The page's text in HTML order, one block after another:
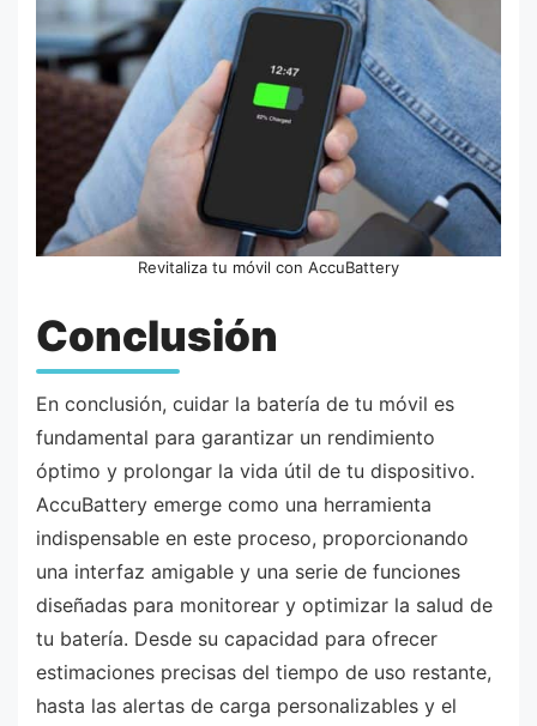
Revitaliza tu móvil con AccuBattery
Conclusión
En conclusión, cuidar la batería de tu móvil es
fundamental para garantizar un rendimiento
óptimo y prolongar la vida útil de tu dispositivo.
AccuBattery emerge como una herramienta
indispensable en este proceso, proporcionando
una interfaz amigable y una serie de funciones
diseñadas para monitorear y optimizar la salud de
tu batería. Desde su capacidad para ofrecer
estimaciones precisas del tiempo de uso restante,
hasta las alertas de carga personalizables y el